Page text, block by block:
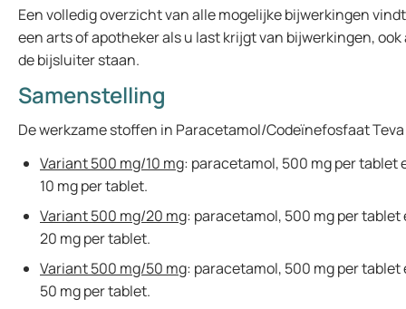
Een volledig overzicht van alle mogelijke bijwerkingen
een arts of apotheker als u last krijgt van bijwerkingen,
de bijsluiter staan.
Samenstelling
De werkzame stoffen in Paracetamol/Codeïnefosfaat
Variant 500 mg/10 mg: paracetamol, 500 mg per
10 mg per tablet.
Variant 500 mg/20 mg: paracetamol, 500 mg per
20 mg per tablet.
Variant 500 mg/50 mg: paracetamol, 500 mg per
50 mg per tablet.